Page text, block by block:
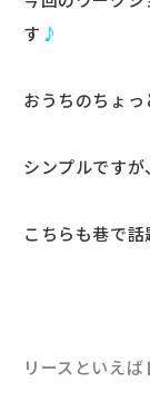
す ♪
おうちのちょっ
シンプルですが
こちらも巷で
リースといえ